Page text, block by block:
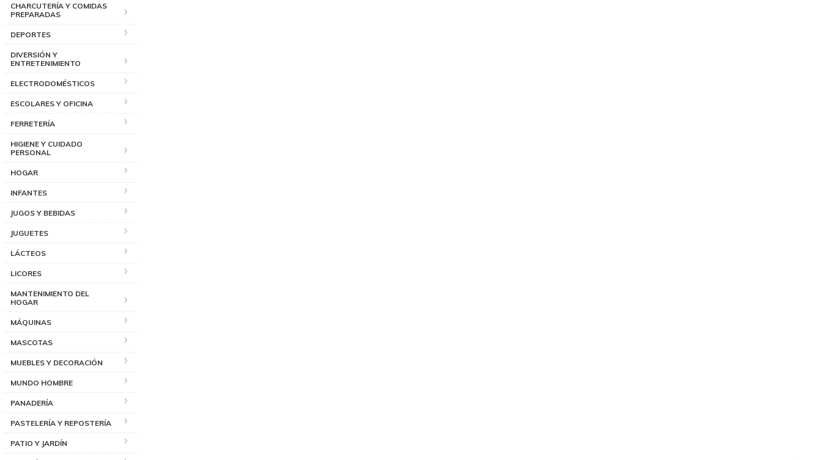
CHARCUTERÍA Y COMIDAS
PREPARADAS
DEPORTES
DIVERSIÓN Y
ENTRETENIMIENTO
ELECTRODOMÉSTICOS
ESCOLARES Y OFICINA
FERRETERÍA
HIGIENE Y CUIDADO
PERSONAL
HOGAR
INFANTES
JUGOS Y BEBIDAS
JUGUETES
LÁCTEOS
LICORES
MANTENIMIENTO DEL
HOGAR
MÁQUINAS
MASCOTAS
MUEBLES Y DECORACIÓN
MUNDO HOMBRE
PANADERÍA
PASTELERÍA Y REPOSTERÍA
PATIO Y JARDÍN